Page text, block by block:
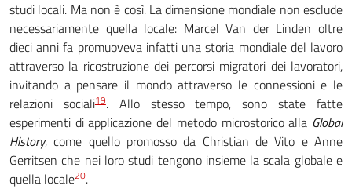
studi locali. Ma non è così. La dimensione mondiale non esclude
necessariamente quella locale: Marcel Van der Linden oltre
dieci anni fa promuoveva infatti una storia mondiale del lavoro
attraverso la ricostruzione dei percorsi migratori dei lavoratori,
invitando a pensare il mondo attraverso le connessioni e le
relazioni sociali19. Allo stesso tempo, sono state fatte
esperimenti di applicazione del metodo microstorico alla Global
History, come quello promosso da Christian de Vito e Anne
Gerritsen che nei loro studi tengono insieme la scala globale e
quella locale20.